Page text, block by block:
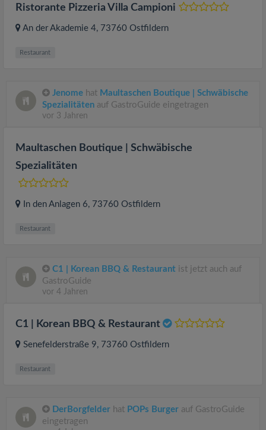
Ristorante Pizzeria Villa Campioni
An der Akademie 4, 73760 Ostfildern
Restaurant
Jenome hat Maultaschen Boutique | Schwäbische
Spezialitäten auf GastroGuide eingetragen
vor 3 Jahren
Maultaschen Boutique | Schwäbische
Spezialitäten
In den Anlagen 6, 73760 Ostfildern
Restaurant
C1 | Korean BBQ & Restaurant ist jetzt auch auf
GastroGuide
vor 4 Jahren
C1 | Korean BBQ & Restaurant
Senefelderstraße 9, 73760 Ostfildern
Restaurant
DerBorgfelder hat POPs Burger auf GastroGuide
eingetragen